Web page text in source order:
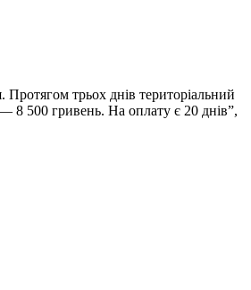
трьох днів територіальний
8 500 гривень. На оплату є 20 днів”,